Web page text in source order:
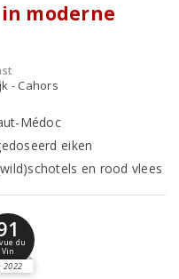
moderne
- Cahors
Médoc
eiken
en rood vlees
du
Vin
2022